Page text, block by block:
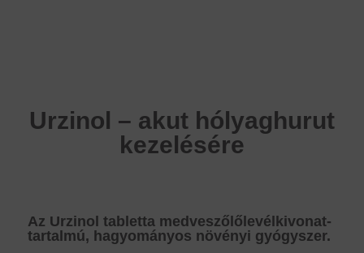
Urzinol – akut hólyaghurut
kezelésére
Az Urzinol tabletta medveszőlőlevélkivonat-
tartalmú, hagyományos növényi gyógyszer.